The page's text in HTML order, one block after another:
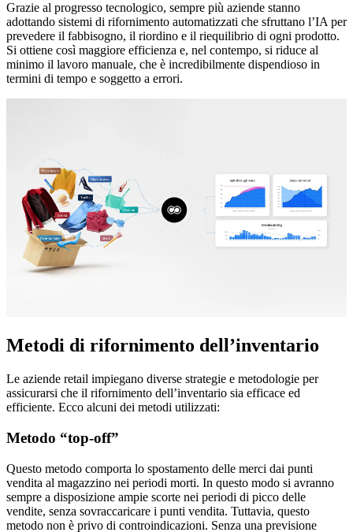
Grazie al progresso tecnologico, sempre più aziende stanno
adottando sistemi di rifornimento automatizzati che sfruttano l’IA per
prevedere il fabbisogno, il riordino e il riequilibrio di ogni prodotto.
Si ottiene così maggiore efficienza e, nel contempo, si riduce al
minimo il lavoro manuale, che è incredibilmente dispendioso in
termini di tempo e soggetto a errori.
Metodi di rifornimento dell’inventario
Le aziende retail impiegano diverse strategie e metodologie per
assicurarsi che il rifornimento dell’inventario sia efficace ed
efficiente. Ecco alcuni dei metodi utilizzati:
Metodo “top-off”
Questo metodo comporta lo spostamento delle merci dai punti
vendita al magazzino nei periodi morti. In questo modo si avranno
sempre a disposizione ampie scorte nei periodi di picco delle
vendite, senza sovraccaricare i punti vendita. Tuttavia, questo
metodo non è privo di controindicazioni. Senza una previsione